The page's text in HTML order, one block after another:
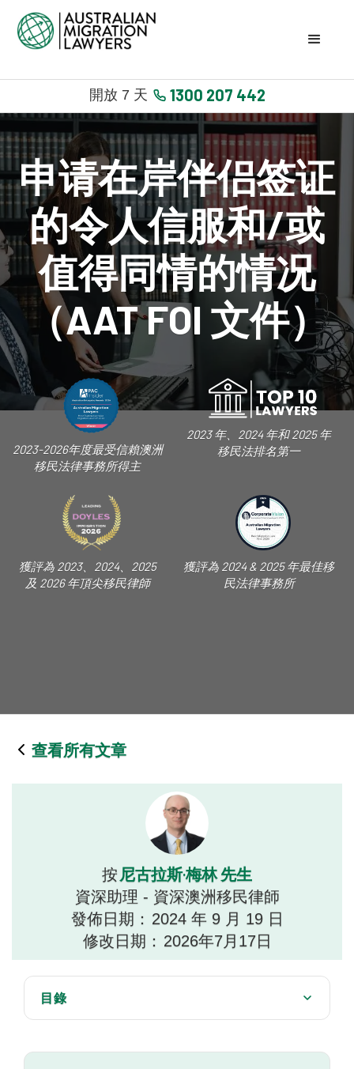
開放 7 天 1300 207 442
申请在岸伴侣签证
的令人信服和/或
值得同情的情况
（AAT FOI 文件）
2023-2026年度最受信賴澳洲
移民法律事務所得主
2023 年、2024 年和 2025 年
移民法排名第一
獲評為 2023、2024、2025
及 2026 年頂尖移民律師
獲評為 2024 & 2025 年最佳移
民法律事務所
查看所有文章
按 尼古拉斯·梅林 先生
資深助理 - 資深澳洲移民律師
發佈日期： 2024 年 9 月 19 日
修改日期： 2026年7月17日
目錄